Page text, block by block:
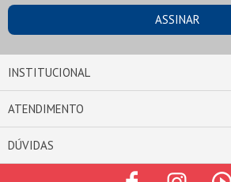
INSTITUCIONAL
ATENDIMENTO
DÚVIDAS